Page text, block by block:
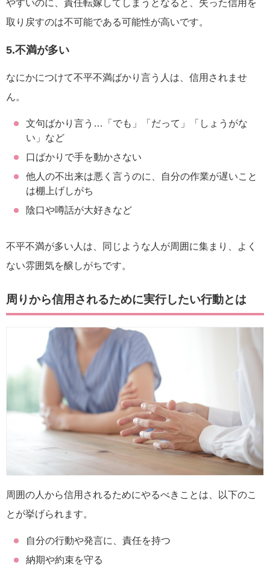
やすいのに、責任転嫁してしまうとなると、失った信用を
取り戻すのは不可能である可能性が高いです。
5.不満が多い
なにかにつけて不平不満ばかり言う人は、信用されませ
ん。
文句ばかり言う…「でも」「だって」「しょうがな
い」など
口ばかりで手を動かさない
他人の不出来は悪く言うのに、自分の作業が遅いこと
は棚上げしがち
陰口や噂話が大好きなど
不平不満が多い人は、同じような人が周囲に集まり、よく
ない雰囲気を醸しがちです。
周りから信用されるために実行したい行動とは
周囲の人から信用されるためにやるべきことは、以下のこ
とが挙げられます。
自分の行動や発言に、責任を持つ
納期や約束を守る